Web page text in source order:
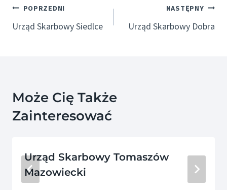
Nawigacja
Wpisu
POPRZEDNI
Urząd Skarbowy Siedlce
NASTĘPNY
Urząd Skarbowy Dobra
Może Cię Także
Zainteresować
Urząd Skarbowy Tomaszów
Mazowiecki